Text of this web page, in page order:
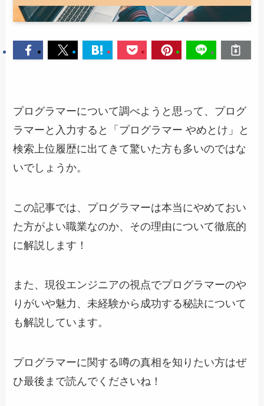
プログラマーについて調べようと思って、プログ
ラマーと入力すると「プログラマー やめとけ」と
検索上位履歴に出てきて驚いた方も多いのではな
いでしょうか。
この記事では、プログラマーは本当にやめておい
た方がよい職業なのか、その理由について徹底的
に解説します！
また、現役エンジニアの視点でプログラマーのや
りがいや魅力、未経験から成功する秘訣について
も解説しています。
プログラマーに関する噂の真相を知りたい方はぜ
ひ最後まで読んでくださいね！